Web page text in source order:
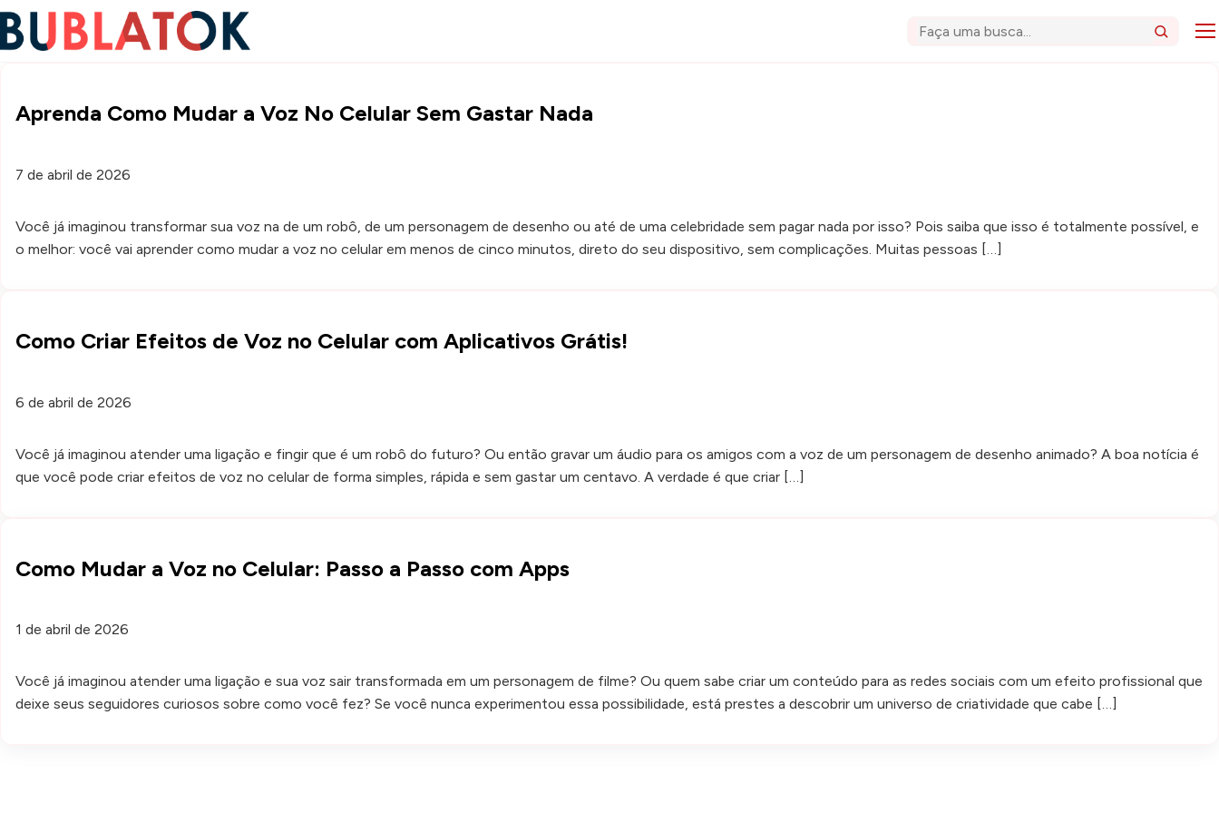
Buscar
Aprenda Como Mudar a Voz No Celular Sem Gastar Nada
7 de abril de 2026
Você já imaginou transformar sua voz na de um robô, de um personagem de desenho ou até de uma celebridade sem pagar nada por isso? Pois saiba que isso é totalmente possível, e
o melhor: você vai aprender como mudar a voz no celular em menos de cinco minutos, direto do seu dispositivo, sem complicações. Muitas pessoas […]
Como Criar Efeitos de Voz no Celular com Aplicativos Grátis!
6 de abril de 2026
Você já imaginou atender uma ligação e fingir que é um robô do futuro? Ou então gravar um áudio para os amigos com a voz de um personagem de desenho animado? A boa notícia é
que você pode criar efeitos de voz no celular de forma simples, rápida e sem gastar um centavo. A verdade é que criar […]
Como Mudar a Voz no Celular: Passo a Passo com Apps
1 de abril de 2026
Você já imaginou atender uma ligação e sua voz sair transformada em um personagem de filme? Ou quem sabe criar um conteúdo para as redes sociais com um efeito profissional que
deixe seus seguidores curiosos sobre como você fez? Se você nunca experimentou essa possibilidade, está prestes a descobrir um universo de criatividade que cabe […]